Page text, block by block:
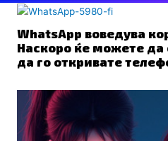
WhatsApp воведува
Наскоро ќе можете да
да го откривате